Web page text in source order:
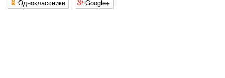
Одноклассники
Google+